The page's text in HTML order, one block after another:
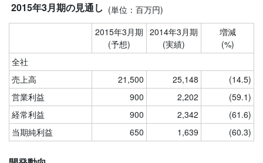
2015年3月期の見通し (単位：百万円)
2015年3月期
(予想)
2014年3月期
(実績)
増減
(%)
全社
売上高
21,500 25,148
(14.5)
営業利益
900 2,202
(59.1)
経常利益
900 2,342
(61.6)
当期純利益
650 1,639 (60.3)